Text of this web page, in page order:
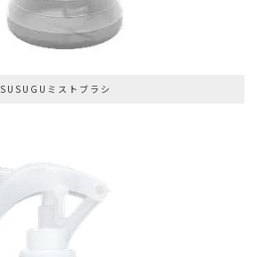
SUSUGUミストブラシ